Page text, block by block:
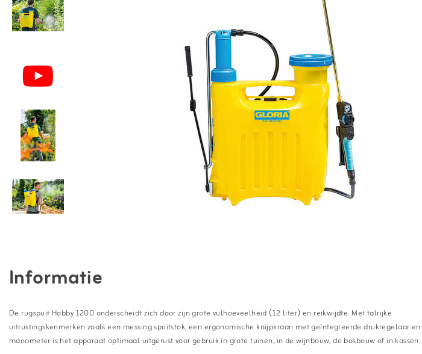
Informatie
De rugspuit Hobby 1200 onderscheidt zich door zijn grote vulhoeveelheid (12 liter) en reikwijdte. Met talrijke
uitrustingskenmerken zoals een messing spuitstok, een ergonomische knijpkraan met geïntegreerde drukregelaar en
manometer is het apparaat optimaal uitgerust voor gebruik in grote tuinen, in de wijnbouw, de bosbouw of in kassen.